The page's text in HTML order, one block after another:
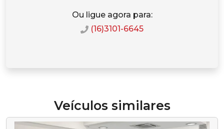
Ou ligue agora para:
(16)3101-6645
Veículos similares